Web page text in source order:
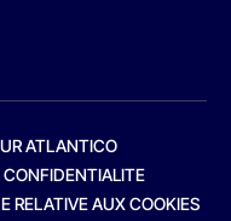
ATLANTICO
CONFIDENTIALITE
RELATIVE AUX COOKIES